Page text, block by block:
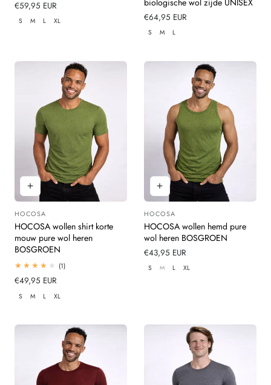
Normale
prijs
€59,95 EUR
S M L XL
biologische wol zijde UNISEX
Normale
prijs
€64,95 EUR
S M L
Leverancier:
HOCOSA
HOCOSA wollen shirt korte
mouw pure wol heren
BOSGROEN
(1)1
Normale
prijs
€49,95 EUR
S M L XL
Leverancier:
HOCOSA
HOCOSA wollen hemd pure
wol heren BOSGROEN
Normale
prijs
€43,95 EUR
S M L XL